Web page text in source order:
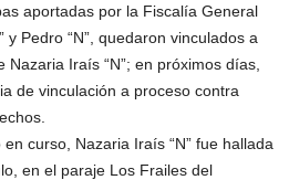
aportadas por la Fiscalía General
y Pedro “N”, quedaron vinculados a
Iraís “N”; en próximos días,
de vinculación a proceso contra
curso, Nazaria Iraís “N” fue hallada
en el paraje Los Frailes del